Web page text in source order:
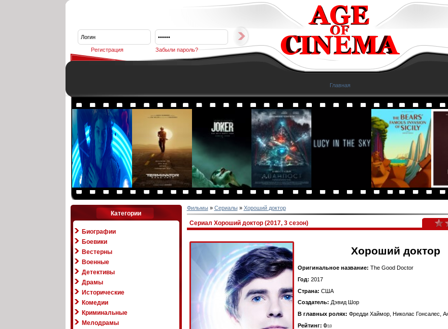
Регистрация Забыли пароль?
Главная
Категории
Биографии
Боевики
Вестерны
Военные
Детективы
Драмы
Исторические
Комедии
Криминальные
Мелодрамы
Фильмы» Сериалы» Хороший доктор
Сериал Хороший доктор (2017, 3 сезон)
Хороший доктор
Оригинальное название: The Good Doctor
Год: 2017
Страна: США
Создатель: Дэвид Шор
В главных ролях: Фредди Хаймор, Николас Гонсалес,
Рейтинг: 0/10